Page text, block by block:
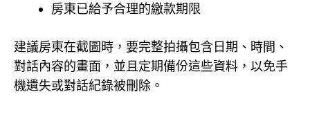
房東已給予合理的繳款期限
建議房東在截圖時，要完整拍攝包含日期、時間、
對話內容的畫面，並且定期備份這些資料，以免手
機遺失或對話紀錄被刪除。